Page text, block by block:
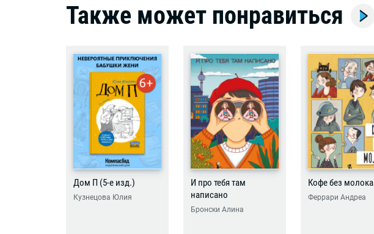
Также может понравиться
Дом П (5-е изд.)
Кузнецова Юлия
И про тебя там
написано
Бронски Алина
Кофе без молока
Феррари Андреа